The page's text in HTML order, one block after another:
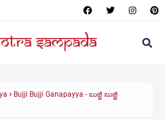
Bujji Bujji Ganapayya - బుజ్జి బుజ్జి